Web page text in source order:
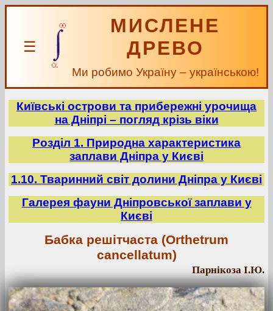
☰
МИСЛЕНЕ
ДРЕВО
Ми робимо Україну – українською!
Київські острови та прибережні урочища
на Дніпрі – погляд крізь віки
Розділ 1. Природна характеристика
заплави Дніпра у Києві
1.10. Тваринний світ долини Дніпра у Києві
Галерея фауни Дніпровської заплави у
Києві
Бабка решітчаста (Orthetrum
cancellatum)
Парнікоза І.Ю.